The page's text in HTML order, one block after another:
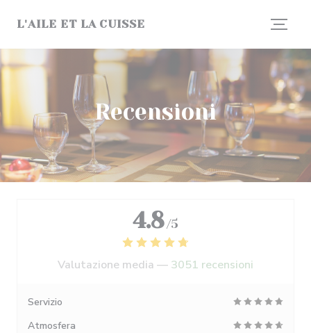
L'AILE ET LA CUISSE
Recensioni
4.8 /5
Valutazione media — 3051 recensioni
Servizio
Atmosfera